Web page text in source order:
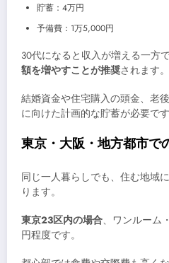
貯蓄：4万円
予備費：1万5,000円
30代になると収入が増える一方で
額を増やすことが推奨されます。
結婚資金や住宅購入の頭金、老
に向けた計画的な貯蓄が必要です
東京・大阪・地方都市で
同じ一人暮らしでも、住む地域
ります。
東京23区内の場合、ワンルーム
円程度です。